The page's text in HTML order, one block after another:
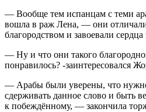
— Вообще тем испанцам с теми
вошла в раж Лена, — они
благородством и завоевали
— Ну и что они такого
понравилось? -заинтересовался
— Арабы были уверены, что
сдерживать данное слово и быть
к побеждённому, — закончила